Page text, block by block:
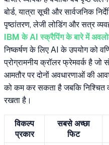
बोर्ड, यात्रा सूची और सार्वजनिक
पृष्ठांतरण, लेजी लोडिंग और सत्र
IBM के AI स्क्रैपिंग के बारे में
निष्कर्षण के लिए AI के उपयोग को
प्रोग्रामनीय क्रॉलर फ्रेमवर्क है जो
आमतौर पर दोनों अवधारणाओं की
को कम कर सकता है जबकि निश्चित
रखता है।
विकल्प
प्रकार
सबसे अच्छा
फिट